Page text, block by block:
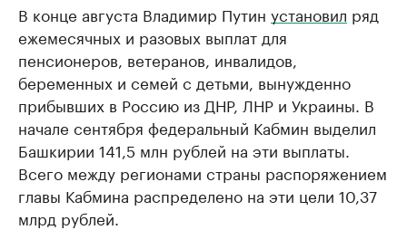
В конце августа Владимир Путин установил ряд
ежемесячных и разовых выплат для
пенсионеров, ветеранов, инвалидов,
беременных и семей с детьми, вынужденно
прибывших в Россию из ДНР, ЛНР и Украины. В
начале сентября федеральный Кабмин выделил
Башкирии 141,5 млн рублей на эти выплаты.
Всего между регионами страны распоряжением
главы Кабмина распределено на эти цели 10,37
млрд рублей.